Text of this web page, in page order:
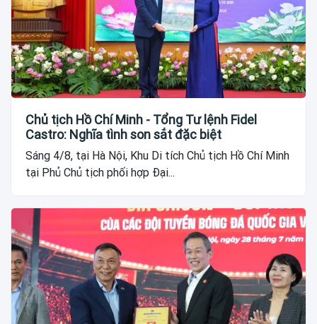
Chủ tịch Hồ Chí Minh - Tổng Tư lệnh Fidel
Castro: Nghĩa tình son sắt đặc biệt
Sáng 4/8, tại Hà Nội, Khu Di tích Chủ tịch Hồ Chí Minh
tại Phủ Chủ tịch phối hợp Đại...